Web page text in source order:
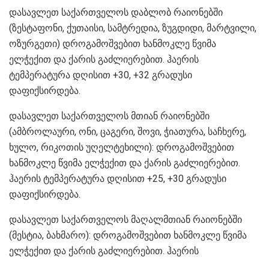
დასავლეთ საქართველოს დაბლობ რაიონებში
(ზესტაფონი, ქუთაისი, სამტრედია, ზუგდიდი, მარტვილი,
ოზურგეთი) დროგამოშვებით ხანმოკლე წვიმა
ელჭექით და ქარის გაძლიერებით. ჰაერის
ტემპერატურა დღისით +30, +32 გრადუსი
დაფიქსირდება.
დასავლეთ საქართველოს მთიან რაიონებში
(ამბროლაური, ონი, ცაგერი, შოვი, ჭიათურა, საჩხერე,
ხულო, რიკოთის უღელტეხილი): დროგამოშვებით
ხანმოკლე წვიმა ელჭექით და ქარის გაძლიერებით.
ჰაერის ტემპერატურა დღისით +25, +30 გრადუსი
დაფიქსირდება.
დასავლეთ საქართველოს მაღალმთიან რაიონებში
(მესტია, ბახმარო): დროგამოშვებით ხანმოკლე წვიმა
ელჭექით და ქარის გაძლიერებით. ჰაერის